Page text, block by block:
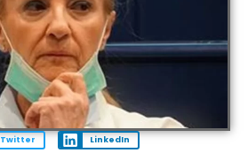
Twitter LinkedIn